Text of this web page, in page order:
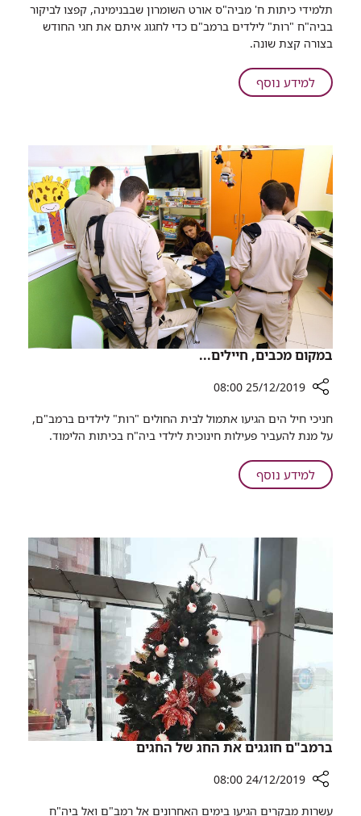
שיתוף
הרובטריקים
באו
לחגוג
עם
תלמידי כיתות ח' מביה"ס אורט השומרון שבבנימינה, קפצו לביקור
בביה"ח "רות" לילדים ברמב"ם כדי לחגוג איתם את חגי החודש
בצורה קצת שונה.
למידע נוסףעל
הרובטריקים
עם
ילדי
רמב"ם
במקום מכבים, חיילים...
שיתוף
במקום
מכבים,
חיילים...
25/12/2019 08:00
חניכי חיל הים הגיעו אתמול לבית החולים "רות" לילדים ברמב"ם,
על מנת להעביר פעילות חינוכית לילדי ביה"ח בכיתות הלימוד.
למידע נוסףעל
במקום
ברמב"ם חוגגים את החג של החגים
24/12/2019 08:00
עשרות מבקרים הגיעו בימים האחרונים אל רמב"ם ואל ביה"ח